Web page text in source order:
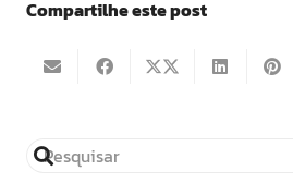
Compartilhe este post